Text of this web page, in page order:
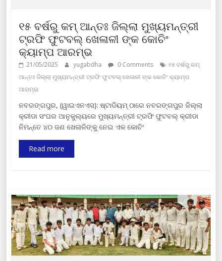
୧୫ ବର୍ଷରୁ କମ୍ ଆନ୍ତଃ ଜିଲ୍ଲା ମୁଖ୍ୟମନ୍ତ୍ରୀ
ଟ୍ରଫି ଫୁଟବଲ୍ ଖେଳାଳୀ ଙ୍କ କୋଚିଂ
କ୍ୟାମ୍ପ ଆରମ୍ଭ
21/05/2025 yugabdha 0 Comments
୧୫ ବର୍ଷରୁ କମ୍
ଆନ୍ତଃ ଜିଲ୍ଲା ମୁଖ୍ୟମନ୍ତ୍ରୀ ଟ୍ରଫି ଫୁଟବଲ୍ ଖେଳାଳୀ ଙ୍କ କୋଚିଂ କ୍ୟାମ୍ପ
ଆରମ୍ଭ
ନବରଙ୍ଗପୁର, (ୱାଇଏନଏସ): ଷ୍ଟାଡିୟମ୍ ଠାରେ ନବରଙ୍ଗପୁର ଜିଲ୍ଲା
କ୍ରୀଡା ସଂଘର ଆନୁକୁଲ୍ୟରେ ମୁଖ୍ୟମନ୍ତ୍ରୀ ଟ୍ରଫି ଫୁଟବଲ୍ କ୍ରୀଡା
ନିମନ୍ତେ ୪୦ ଜଣ ଖେଳାଳିଙ୍କୁ ନେଇ ଏକ କୋଚିଂ
Read more